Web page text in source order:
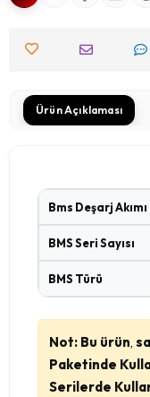
Ürün Açıklaması
Bms Deşarj Akımı
BMS Seri Sayısı
BMS Türü
Not: Bu ürün,
Paketinde
Serilerde